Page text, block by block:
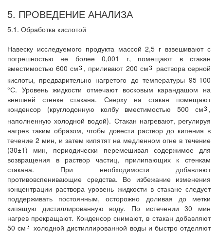
5. ПРОВЕДЕНИЕ АНАЛИЗА
5.1. Обработка кислотой
Навеску исследуемого продукта массой 2,5 г взвешивают с
погрешностью не более 0,001 г, помещают в стакан
вместимостью 600 см
, приливают 200 см
раствора серной
кислоты, предварительно нагретого до температуры 95-100
°С. Уровень жидкости отмечают восковым карандашом на
внешней стенке стакана. Сверху на стакан помещают
конденсор (круглодонную колбу вместимостью 500 см
,
наполненную холодной водой). Стакан нагревают, регулируя
нагрев таким образом, чтобы довести раствор до кипения в
течение 2 мин, и затем кипятят на медленном огне в течение
(30±1) мин, периодически перемешивая содержимое для
возвращения в раствор частиц, прилипающих к стенкам
стакана. При необходимости добавляют
противовспенивающие средства. Во избежание изменения
концентрации раствора уровень жидкости в стакане следует
поддерживать постоянным, осторожно доливая до метки
кипящую дистиллированную воду. По истечении 30 мин
нагрев прекращают. Конденсор снимают, в стакан добавляют
50 см
холодной дистиллированной воды и быстро отделяют